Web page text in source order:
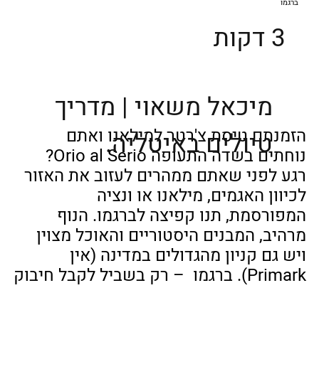
3 דקות
ברגמו
הזמנתם טיסת צ'רטר למילאנו ואתם
נוחתים בשדה התעופה Orio al Serio?
רגע לפני שאתם ממהרים לעזוב את האזור
לכיוון האגמים, מילאנו או ונציה
המפורסמת, תנו קפיצה לברגמו. הנוף
מרהיב, המבנים היסטוריים והאוכל מצוין
ויש גם קניון מהגדולים במדינה (אין
Primark). ברגמו  – רק בשביל לקבל חיבוק
מיכאל משאוי | מדריך
טיולים באיטליה.